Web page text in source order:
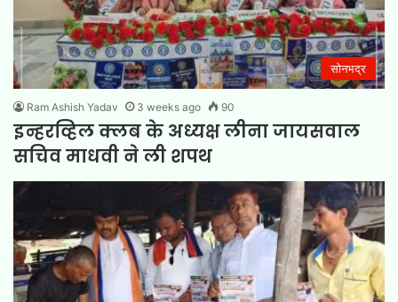
सोनभद्र
Ram Ashish Yadav 3 weeks ago 90
इन्हरव्हिल क्लब के अध्यक्ष लीना जायसवाल
सचिव माधवी ने ली शपथ